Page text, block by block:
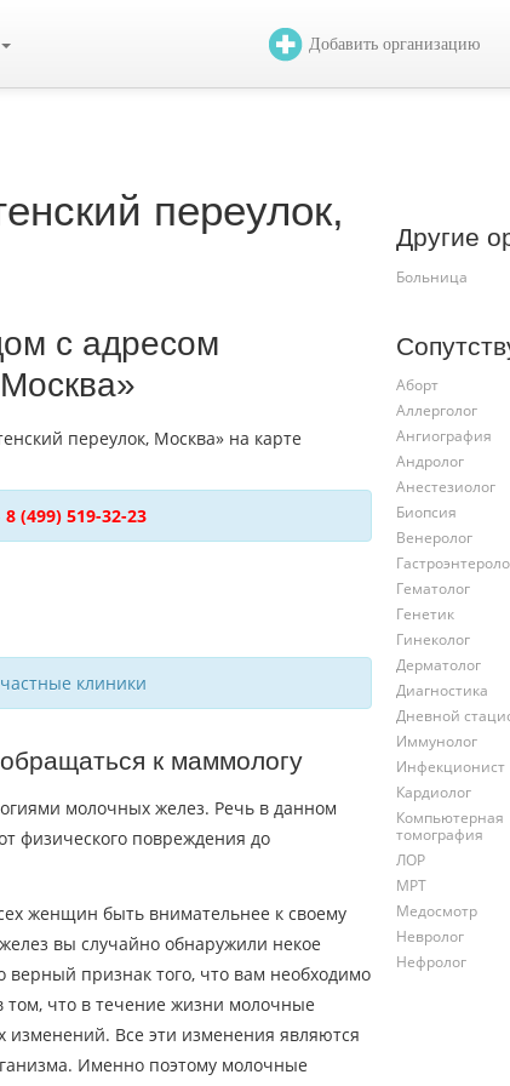
Добавить организацию
переулок,
с адресом
8 (499) 519-32-23
клиники
к маммологу
молочных желез. Речь в данном
физического повреждения до
женщин быть внимательнее к своему
вы случайно обнаружили некое
верный признак того, что вам необходимо
том, что в течение жизни молочные
Все эти изменения являются
Именно поэтому молочные
Другие
Больница
Аборт
Аллерголог
Ангиография
Андролог
Анестезиолог
Биопсия
Венеролог
Гематолог
Генетик
Гинеколог
Дерматолог
Диагностика
Дневной
Иммунолог
Инфекционист
Кардиолог
Компьютерная
томография
ЛОР
МРТ
Медосмотр
Невролог
Нефролог